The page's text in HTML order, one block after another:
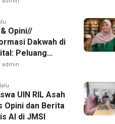
Opini//
Dakwah di
Peluang
Tengah
admin
UIN RIL Asah
Opini dan Berita
AI di JMSI